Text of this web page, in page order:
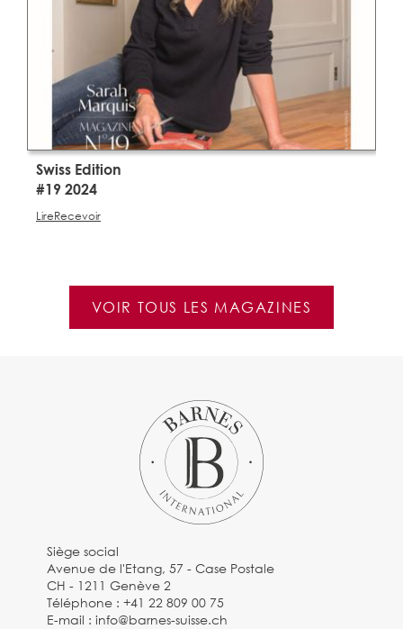
Swiss Edition
#19 2024
LireRecevoir
VOIR TOUS LES MAGAZINES
Siège social
Avenue de l'Etang, 57 - Case Postale
CH - 1211 Genève 2
Téléphone :+41 22 809 00 75
E-mail :info@barnes-suisse.ch